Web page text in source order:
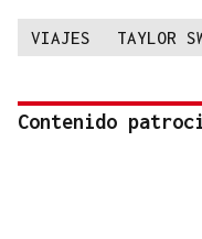
VIAJES TAYLOR
Contenido